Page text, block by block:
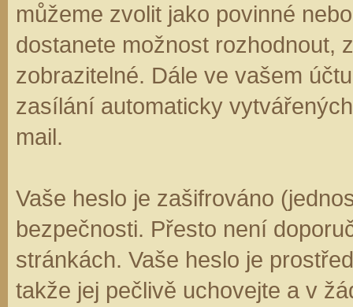
můžeme zvolit jako povinné
dostanete možnost rozhodnout,
zobrazitelné. Dále ve vašem
zasílání automaticky
mail.
Vaše heslo je zašifrováno
bezpečnosti. Přesto není
stránkách. Vaše heslo je
takže jej pečlivě uchovejte a v